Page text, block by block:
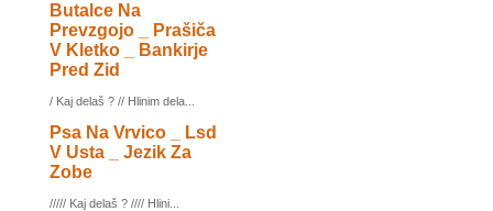
Butalce Na
Prevzgojo _ Prašiča
V Kletko _ Bankirje
Pred Zid
/ Kaj delaš ? // Hlinim dela...
Psa Na Vrvico _ Lsd
V Usta _ Jezik Za
Zobe
///// Kaj delaš ? //// Hlini...